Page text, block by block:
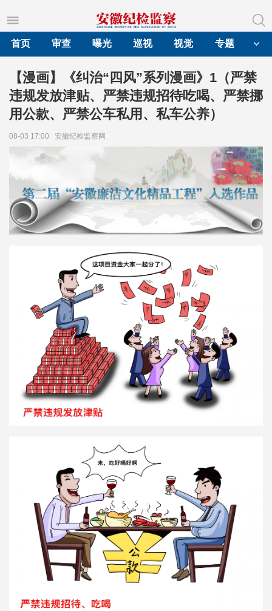
首页
审查 曝光 巡视 视觉 专题
【漫画】《纠治“四风”系列漫画》1（严禁
违规发放津贴、严禁违规招待吃喝、严禁挪
用公款、严禁公车私用、私车公养）
08-03 17:00 安徽纪检监察网